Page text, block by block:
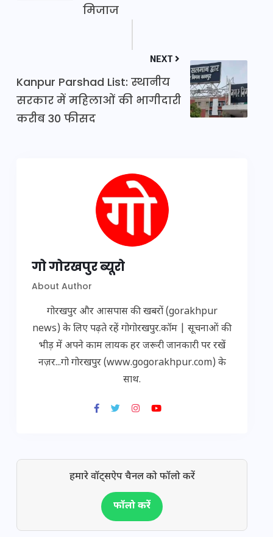
मिजाज
NEXT
Kanpur Parshad List: स्थानीय
सरकार में महिलाओं की भागीदारी
करीब 30 फीसद
गो गोरखपुर ब्यूरो
About Author
गोरखपुर और आसपास की खबरों (gorakhpur
news) के लिए पढ़ते रहें गोगोरखपुर.कॉम | सूचनाओं की
भीड़ में अपने काम लायक हर जरूरी जानकारी पर रखें
नज़र...गो गोरखपुर (www.gogorakhpur.com) के
साथ.
हमारे वॉट्सऐप चैनल को फॉलो करें
फॉलो करें